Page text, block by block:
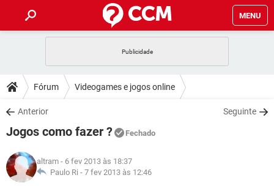
MENU
CELULAR FACEBOOK
OUTLOOK
INSTAGRAM GMAIL
GUIA DE COMPRAS
DICAS
JOGOS WHATSAPP
INSTAGRAM
GUIA DE COMPRAS
DOWNLOADS
JOGOS WHATSAPP
CELULAR
OUTLOOK EXCEL
FÓRUM
JOGOS
CELULAR
GLOSSÁRIO
Fórum Videogames e jogos online
Anterior Seguinte
Jogos como fazer ? Fechado
altram - 6 fev 2013 às 18:37
Paulo Ri - 7 fev 2013 às 12:46